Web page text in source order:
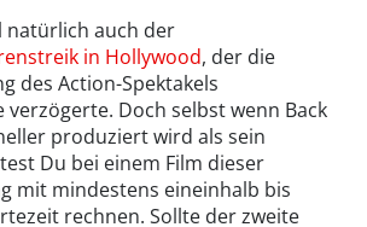
natürlich auch der
in Hollywood, der die
des Action-Spektakels
verzögerte. Doch selbst wenn Back
produziert wird als sein
Du bei einem Film dieser
mit mindestens eineinhalb bis
rechnen. Sollte der zweite